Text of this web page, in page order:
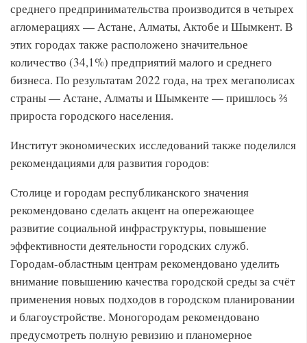
среднего предпринимательства производится в четырех
агломерациях — Астане, Алматы, Актобе и Шымкент. В
этих городах также расположено значительное
количество (34,1%) предприятий малого и среднего
бизнеса. По результатам 2022 года, на трех мегаполисах
страны — Астане, Алматы и Шымкенте — пришлось ⅔
прироста городского населения.
Институт экономических исследований также поделился
рекомендациями для развития городов:
Столице и городам республиканского значения
рекомендовано сделать акцент на опережающее
развитие социальной инфраструктуры, повышение
эффективности деятельности городских служб.
Городам-областным центрам рекомендовано уделить
внимание повышению качества городской среды за счёт
применения новых подходов в городском планировании
и благоустройстве. Моногородам рекомендовано
предусмотреть полную ревизию и планомерное